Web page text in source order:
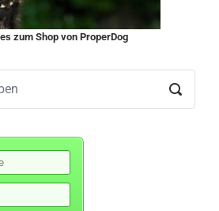
zum Shop von ProperDog